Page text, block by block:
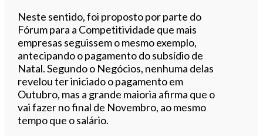
Neste sentido, foi proposto por parte do
Fórum para a Competitividade que mais
empresas seguissem o mesmo exemplo,
antecipando o pagamento do subsídio de
Natal. Segundo o Negócios, nenhuma delas
revelou ter iniciado o pagamento em
Outubro, mas a grande maioria afirma que o
vai fazer no final de Novembro, ao mesmo
tempo que o salário.